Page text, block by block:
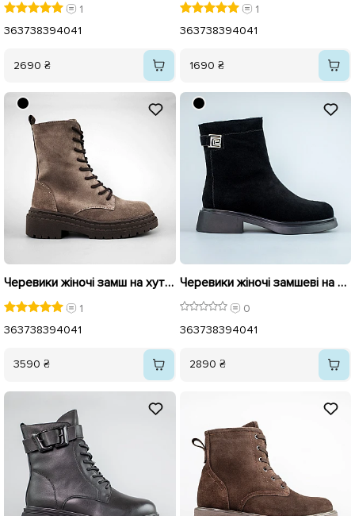
1
363738394041
2690 ₴
1
363738394041
1690 ₴
Черевики жіночі замш на хутрі 592738 Сірі Коричневі
1
363738394041
3590 ₴
Черевики жіночі замшеві на хутрі 593469 Чорні
0
363738394041
2890 ₴